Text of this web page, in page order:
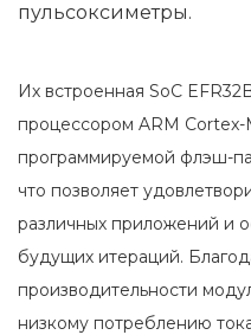
пульсоксиметры.
Их встроенная SoC
процессором ARM Cortex-
программируемой флэш-
что позволяет
различных приложений и
будущих итераций.
производительности
низкому потреблению